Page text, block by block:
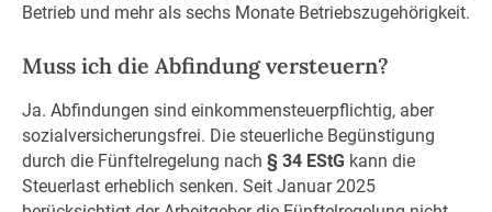
Betrieb und mehr als sechs Monate Betriebszugehörigkeit.
Muss ich die Abfindung versteuern?
Ja. Abfindungen sind einkommensteuerpflichtig, aber
sozialversicherungsfrei. Die steuerliche Begünstigung
durch die Fünftelregelung nach § 34 EStG kann die
Steuerlast erheblich senken. Seit Januar 2025